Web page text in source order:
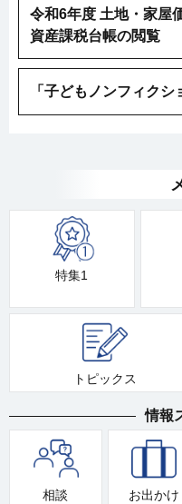
令和6年度 土地・家屋
資産課税台帳の閲覧
「子どもノンフィク
特集1
トピックス
情報
相談 お出かけ